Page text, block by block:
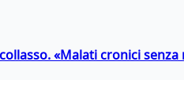
«Malati cronici